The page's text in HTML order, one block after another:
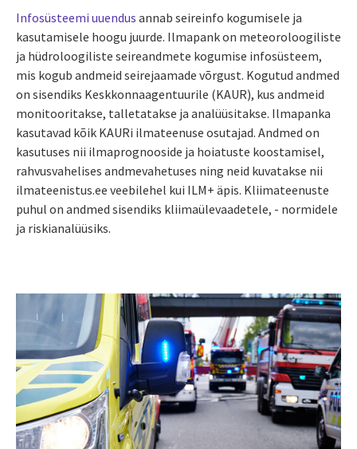
Infosüsteemi uuendus annab seireinfo kogumisele ja
kasutamisele hoogu juurde. Ilmapank on meteoroloogiliste
ja hüdroloogiliste seireandmete kogumise infosüsteem,
mis kogub andmeid seirejaamade võrgust. Kogutud andmed
on sisendiks Keskkonnaagentuurile (KAUR), kus andmeid
monitooritakse, talletatakse ja analüüsitakse. Ilmapanka
kasutavad kõik KAURi ilmateenuse osutajad. Andmed on
kasutuses nii ilmaprognooside ja hoiatuste koostamisel,
rahvusvahelises andmevahetuses ning neid kuvatakse nii
ilmateenistus.ee veebilehel kui ILM+ äpis. Kliimateenuste
puhul on andmed sisendiks kliimaülevaadetele, - normidele
ja riskianalüüsiks.